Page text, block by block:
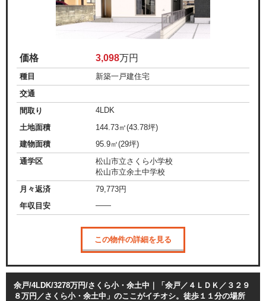
価格 3,098万円
種目
新築一戸建住宅
交通
間取り
4LDK
土地面積
144.73㎡(43.78坪)
建物面積
95.9㎡(29坪)
通学区
松山市立さくら小学校
松山市立余土中学校
月々返済
79,773円
年収目安
——
この物件の詳細を見る
余戸/4LDK/3278万円/さくら小・余土中｜「余戸／４ＬＤＫ／３２９
８万円／さくら小・余土中」のここがイチオシ。徒歩１１分の場所